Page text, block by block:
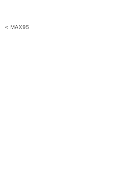
< MAX95